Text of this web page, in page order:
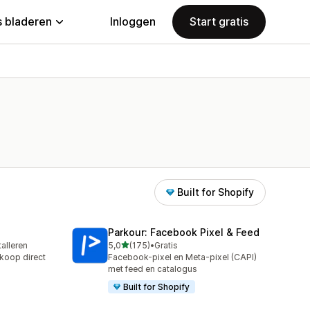
bladeren Inloggen Start gratis
Built for Shopify
direct
Parkour: Facebook Pixel & Feed
5,0van 5 sterren
(175)
175 recensies in totaal
•Gratis
Facebook-pixel en Meta-pixel (CAPI)
met feed en catalogus
Built for Shopify